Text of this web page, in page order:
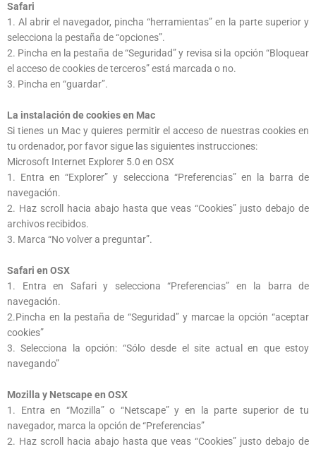
Safari
1. Al abrir el navegador, pincha “herramientas” en la parte superior y
selecciona la pestaña de “opciones”.
2. Pincha en la pestaña de “Seguridad” y revisa si la opción “Bloquear
el acceso de cookies de terceros” está marcada o no.
3. Pincha en “guardar”.
La instalación de cookies en Mac
Si tienes un Mac y quieres permitir el acceso de nuestras cookies en
tu ordenador, por favor sigue las siguientes instrucciones:
Microsoft Internet Explorer 5.0 en OSX
1. Entra en “Explorer” y selecciona “Preferencias” en la barra de
navegación.
2. Haz scroll hacia abajo hasta que veas “Cookies” justo debajo de
archivos recibidos.
3. Marca “No volver a preguntar”.
Safari en OSX
1. Entra en Safari y selecciona “Preferencias” en la barra de
navegación.
2.Pincha en la pestaña de “Seguridad” y marcae la opción “aceptar
cookies”
3. Selecciona la opción: “Sólo desde el site actual en que estoy
navegando”
Mozilla y Netscape en OSX
1. Entra en “Mozilla” o “Netscape” y en la parte superior de tu
navegador, marca la opción de “Preferencias”
2. Haz scroll hacia abajo hasta que veas “Cookies” justo debajo de